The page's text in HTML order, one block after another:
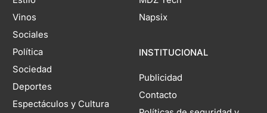
Vinos
Sociales
Política
Sociedad
Deportes
Espectáculos y Cultura
Napsix
INSTITUCIONAL
Publicidad
Contacto